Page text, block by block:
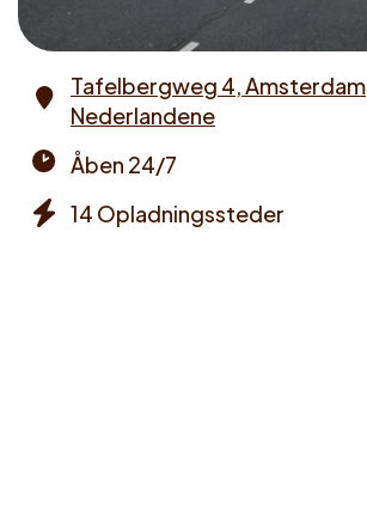
Address
Tafelbergweg 4, Amsterdam,
Nederlandene
times
Åben 24/7
14 Opladningssteder